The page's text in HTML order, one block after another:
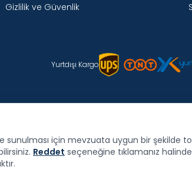
Gizlilik ve Güvenlik
Yurtdışı Kargo
için mevzuata uygun bir şekilde
Reddet seçeneğine tıklamanız